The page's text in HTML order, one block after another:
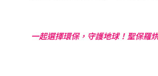
一起選擇環保，守護地球！聖保羅